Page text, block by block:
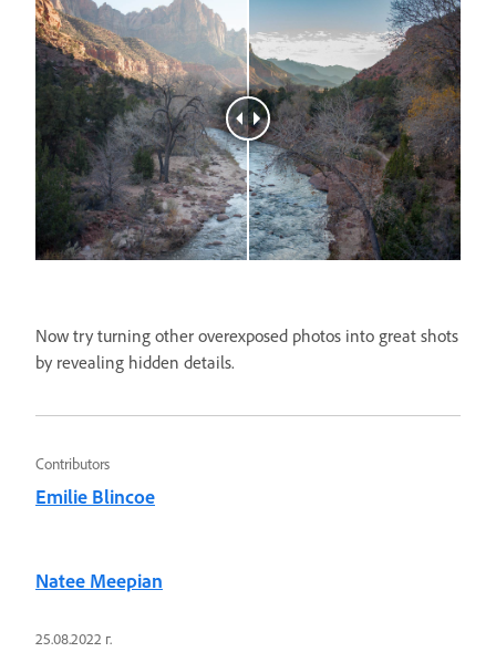
Now try turning other overexposed photos into great shots
by revealing hidden details.
Contributors
Emilie Blincoe
Natee Meepian
25.08.2022 г.